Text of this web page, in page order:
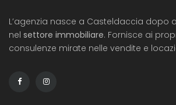
L’agenzia nasce a Casteldaccia dopo
nel settore immobiliare. Fornisce ai
consulenze mirate nelle vendite e